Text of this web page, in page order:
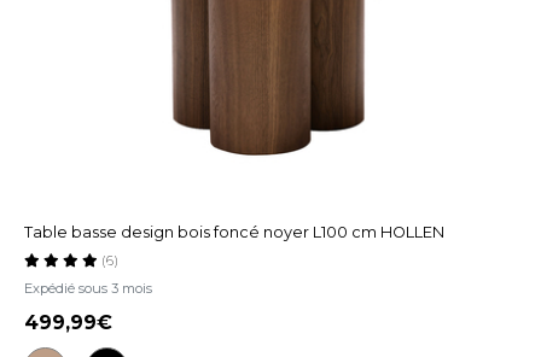
Table basse design bois foncé noyer L100 cm HOLLEN
Expédié sous 3 mois
(6)
499,99